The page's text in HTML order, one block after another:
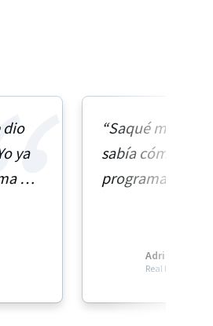
dio
ya
de
“Saqué mi
sabía cómo
programa me
Adriana
Real Estate